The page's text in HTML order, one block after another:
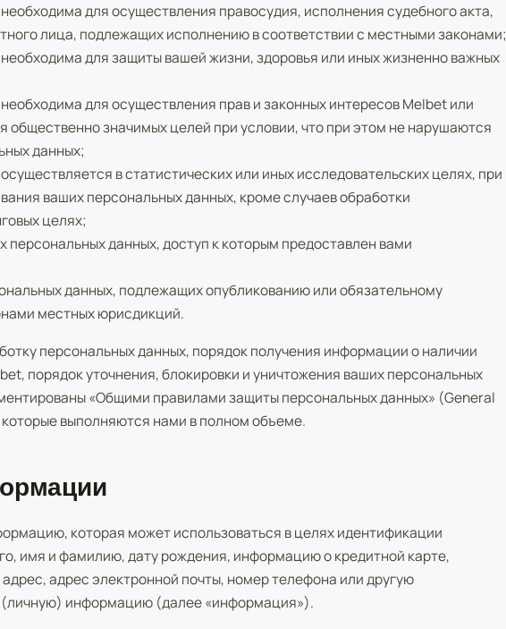
для осуществления правосудия, исполнения судебного акта,
лица, подлежащих исполнению в соответствии с местными законами;
для защиты вашей жизни, здоровья или иных жизненно важных
для осуществления прав и законных интересов Melbet или
общественно значимых целей при условии, что при этом не нарушаются
данных;
в статистических или иных исследовательских целях, при
ваших персональных данных, кроме случаев обработки
целях;
персональных данных, доступ к которым предоставлен вами
данных, подлежащих опубликованию или обязательному
местных юрисдикций.
персональных данных, порядок получения информации о наличии
порядок уточнения, блокировки и уничтожения ваших персональных
«Общими правилами защиты персональных данных» (General
выполняются нами в полном объеме.
которая может использоваться в целях идентификации
имя и фамилию, дату рождения, информацию о кредитной карте,
адрес электронной почты, номер телефона или другую
информацию (далее «информация»).